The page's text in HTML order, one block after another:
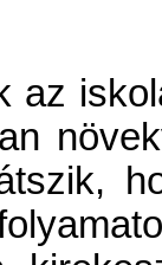
az